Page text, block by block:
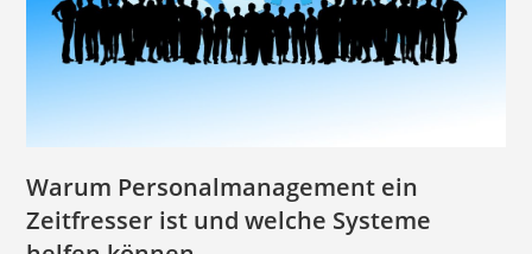
Warum Personalmanagement ein
Zeitfresser ist und welche Systeme